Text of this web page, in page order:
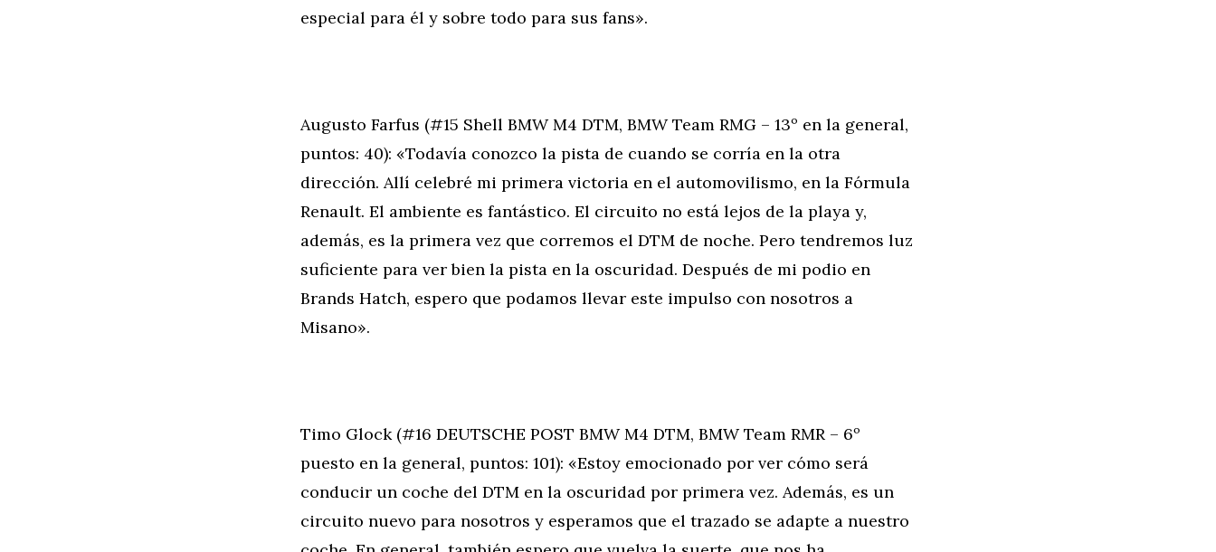
especial para él y sobre todo para sus fans».
Augusto Farfus (#15 Shell BMW M4 DTM, BMW Team RMG – 13º en la general,
puntos: 40): «Todavía conozco la pista de cuando se corría en la otra
dirección. Allí celebré mi primera victoria en el automovilismo, en la Fórmula
Renault. El ambiente es fantástico. El circuito no está lejos de la playa y,
además, es la primera vez que corremos el DTM de noche. Pero tendremos luz
suficiente para ver bien la pista en la oscuridad. Después de mi podio en
Brands Hatch, espero que podamos llevar este impulso con nosotros a
Misano».
Timo Glock (#16 DEUTSCHE POST BMW M4 DTM, BMW Team RMR – 6º
puesto en la general, puntos: 101): «Estoy emocionado por ver cómo será
conducir un coche del DTM en la oscuridad por primera vez. Además, es un
circuito nuevo para nosotros y esperamos que el trazado se adapte a nuestro